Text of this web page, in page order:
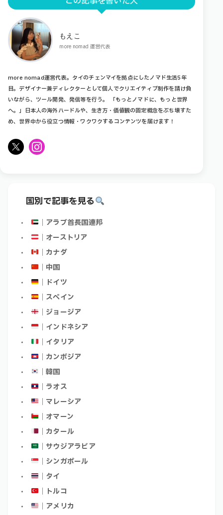
もえこ
more nomad 運営代表
more nomad運営代表。タイのチェンマイを拠点にしたノマド生活5年
目。デザイナー兼ディレクターとして個人でクリエイティブ制作を請け負
いながら、ツール開発、発信等を行う。 「もっとノマドに、もっと世界
へ。」日本人の海外ハードルや、生き方・価値観の固定概念をぶち壊すた
め、世界中から役立つ情報・ワクワクするコンテンツを届けます！
国別で記事を見る
｜アラブ首長国連邦
｜オーストリア
｜カナダ
｜中国
｜ドイツ
｜スペイン
｜ジョージア
｜インドネシア
｜イタリア
｜カンボジア
｜韓国
｜ラオス
｜マレーシア
｜オマーン
｜カタール
｜サウジアラビア
｜シンガポール
｜タイ
｜トルコ
｜アメリカ